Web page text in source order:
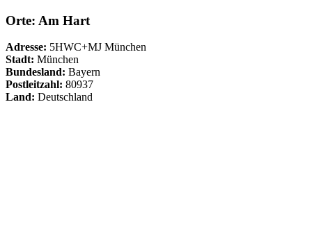
Orte: Am Hart
Adresse: 5HWC+MJ München
Stadt: München
Bundesland: Bayern
Postleitzahl: 80937
Land: Deutschland